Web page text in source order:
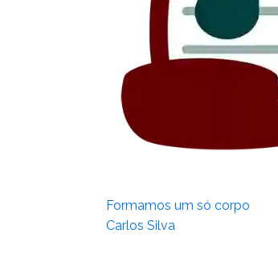
Formamos um só corpo
Carlos Silva